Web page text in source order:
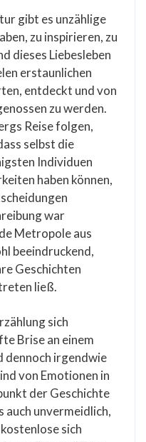
gibt es unzählige
zu inspirieren, zu
dieses Liebesleben
erstaunlichen
entdeckt und von
zu werden.
Reise folgen,
selbst die
Individuen
haben können,
war
Metropole aus
beeindruckend,
Geschichten
ließ.
sich
Brise an einem
dennoch irgendwie
von Emotionen in
der Geschichte
auch unvermeidlich,
sich